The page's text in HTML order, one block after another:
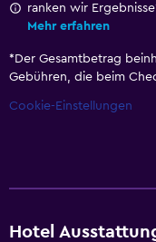
ranken wir
Mehr erfahren
* Der Gesamtbetrag
Gebühren, die beim
Cookie-Einstellungen
Hotel